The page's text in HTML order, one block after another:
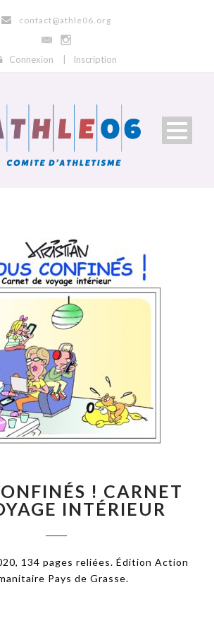
contact@athle06.org
Connexion Inscription
! CARNET
INTÉRIEUR
134 pages reliées. Édition Action
Pays de Grasse.